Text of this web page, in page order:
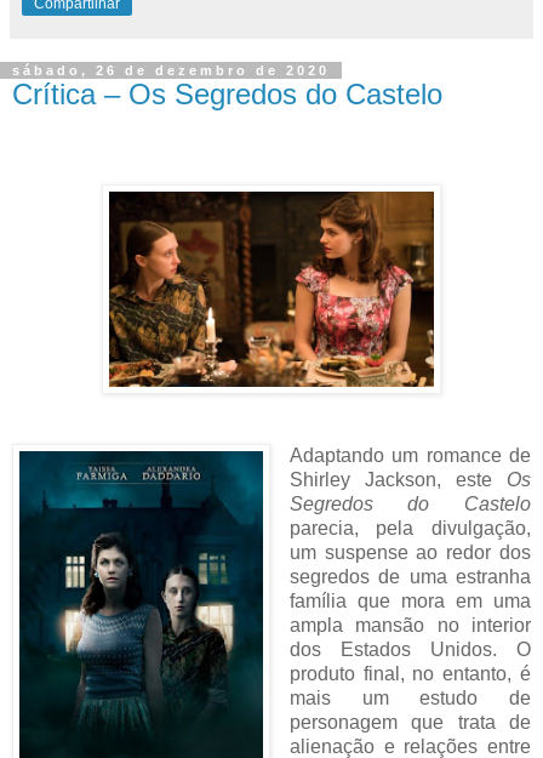
Compartilhar
sábado, 26 de dezembro de 2020
Crítica – Os Segredos do Castelo
Adaptando um romance de
Shirley Jackson, este Os
Segredos do Castelo
parecia, pela divulgação,
um suspense ao redor dos
segredos de uma estranha
família que mora em uma
ampla mansão no interior
dos Estados Unidos. O
produto final, no entanto, é
mais um estudo de
personagem que trata de
alienação e relações entre